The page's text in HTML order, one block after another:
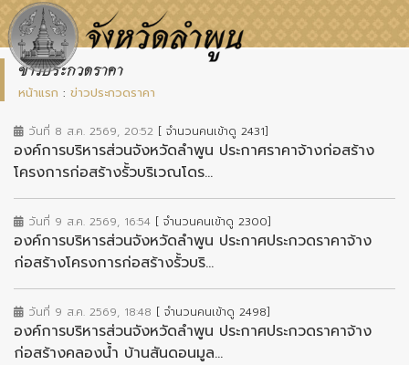
ข่าวประกวดราคา
หน้าแรก : ข่าวประกวดราคา
วันที่ 8 ส.ค. 2569, 20:52 [ จำนวนคนเข้าดู 2431]
องค์การบริหารส่วนจังหวัดลำพูน ประกาศราคาจ้างก่อสร้าง
โครงการก่อสร้างรั้วบริเวณโดร...
วันที่ 9 ส.ค. 2569, 16:54 [ จำนวนคนเข้าดู 2300]
องค์การบริหารส่วนจังหวัดลำพูน ประกาศประกวดราคาจ้าง
ก่อสร้างโครงการก่อสร้างรั้วบริ...
วันที่ 9 ส.ค. 2569, 18:48 [ จำนวนคนเข้าดู 2498]
องค์การบริหารส่วนจังหวัดลำพูน ประกาศประกวดราคาจ้าง
ก่อสร้างคลองน้ำ บ้านสันดอนมูล...